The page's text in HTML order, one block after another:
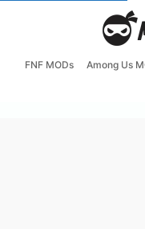
FNF MODs Among Us